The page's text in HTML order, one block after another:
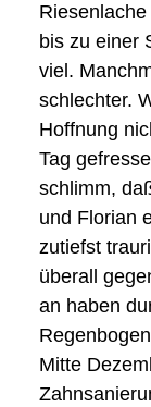
bis zu einer
viel.
schlechter.
Hoffnung
Tag
schlimm,
und Florian
zutiefst
überall
an haben
Mitte